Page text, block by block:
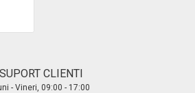
SUPORT CLIENTI
- Vineri, 09:00 - 17:00